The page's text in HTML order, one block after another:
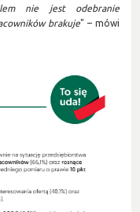
nie jest odebranie
brakuje" – mówi